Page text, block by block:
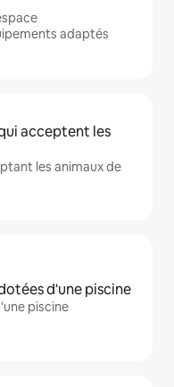
adaptés
acceptent les
les animaux de
d'une piscine
piscine